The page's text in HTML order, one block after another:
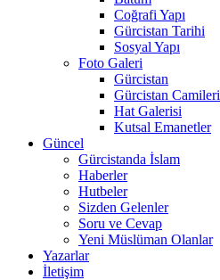
Coğrafi Yapı
Gürcistan Tarihi
Sosyal Yapı
Foto Galeri
Gürcistan
Gürcistan Camileri
Hat Galerisi
Kutsal Emanetler
Güncel
Gürcistanda İslam
Haberler
Hutbeler
Sizden Gelenler
Soru ve Cevap
Yeni Müslüman Olanlar
Yazarlar
İletişim